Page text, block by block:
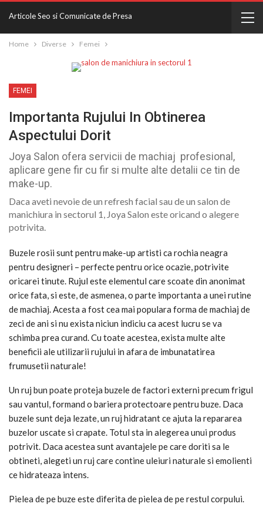
Articole Seo si Comunicate de Presa
Home Diverse Femei
FEMEI
Importanta Rujului In Obtinerea
Aspectului Dorit
Joya Salon ofera servicii de machiaj profesional,
aplicare gene fir cu fir si multe alte detalii ce tin de
make-up.
Daca aveti nevoie de un refresh facial sau de un salon de
manichiura in sectorul 1, Joya Salon este oricand o alegere
potrivita.
Buzele rosii sunt pentru make-up artisti ca rochia neagra
pentru designeri – perfecte pentru orice ocazie, potrivite
oricarei tinute. Rujul este elementul care scoate din anonimat
orice fata, si este, de asmenea, o parte importanta a unei rutine
de machiaj. Acesta a fost cea mai populara forma de machiaj de
zeci de ani si nu exista niciun indiciu ca acest lucru se va
schimba prea curand. Cu toate acestea, exista multe alte
beneficii ale utilizarii rujului in afara de imbunatatirea
frumusetii naturale!
Un ruj bun poate proteja buzele de factori externi precum frigul
sau vantul, formand o bariera protectoare pentru buze. Daca
buzele sunt deja lezate, un ruj hidratant ce ajuta la repararea
buzelor uscate si crapate. Totul sta in alegerea unui produs
potrivit. Daca acestea sunt avantajele pe care doriti sa le
obtineti, alegeti un ruj care contine uleiuri naturale si emolienti
ce hidrateaza intens.
Pielea de pe buze este diferita de pielea de pe restul corpului.